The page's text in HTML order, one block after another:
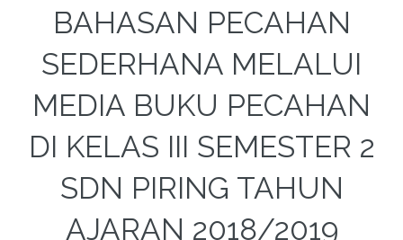
BAHASAN PECAHAN
SEDERHANA MELALUI
MEDIA BUKU PECAHAN
DI KELAS III SEMESTER 2
SDN PIRING TAHUN
AJARAN 2018/2019